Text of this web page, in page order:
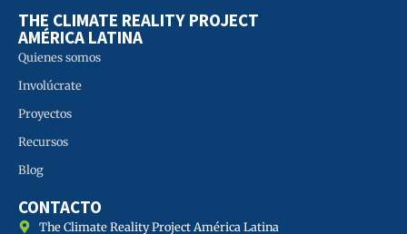
THE CLIMATE REALITY PROJECT
AMÉRICA LATINA
Quienes somos
Involúcrate
Proyectos
Recursos
Blog
CONTACTO
The Climate Reality Project América Latina